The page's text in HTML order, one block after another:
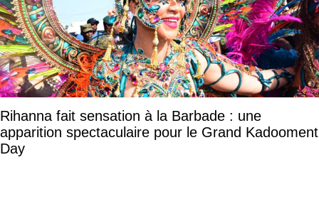
Rihanna fait sensation à la Barbade : une
apparition spectaculaire pour le Grand Kadooment
Day